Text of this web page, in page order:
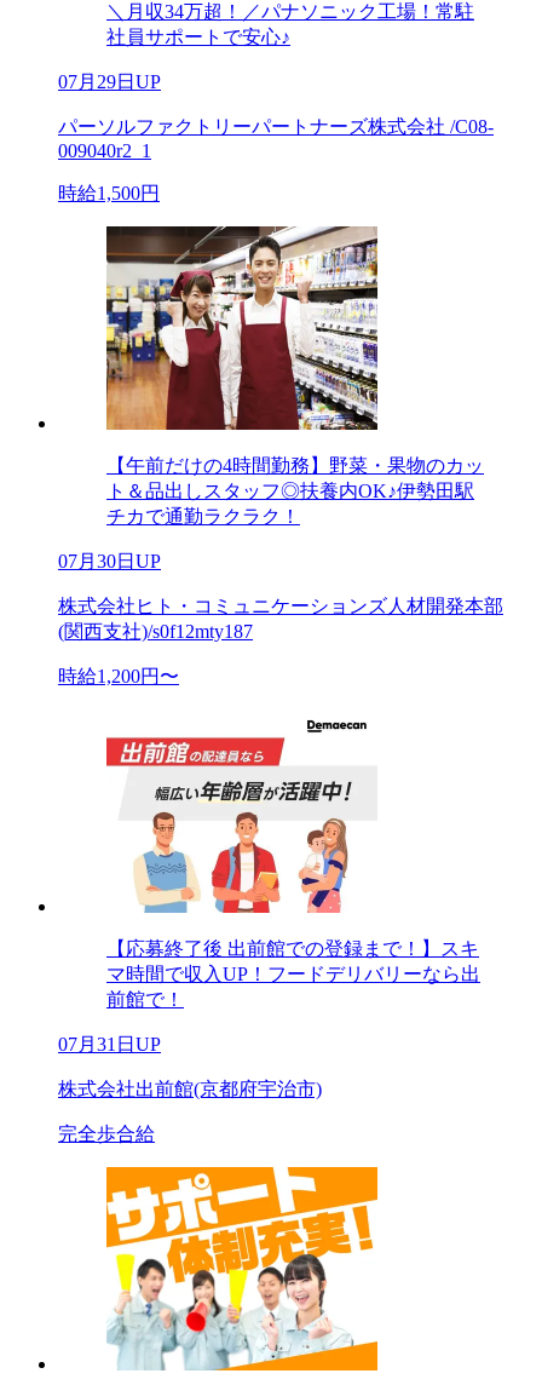
＼月収34万超！／パナソニック工場！常駐
社員サポートで安心♪
07月29日UP
パーソルファクトリーパートナーズ株式会社 /C08-
009040r2_1
時給1,500円
【午前だけの4時間勤務】野菜・果物のカッ
ト＆品出しスタッフ◎扶養内OK♪伊勢田駅
チカで通勤ラクラク！
07月30日UP
株式会社ヒト・コミュニケーションズ人材開発本部
(関西支社)/s0f12mty187
時給1,200円〜
【応募終了後 出前館での登録まで！】スキ
マ時間で収入UP！フードデリバリーなら出
前館で！
07月31日UP
株式会社出前館(京都府宇治市)
完全歩合給